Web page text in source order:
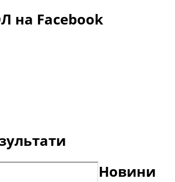
на Facebook
Новини